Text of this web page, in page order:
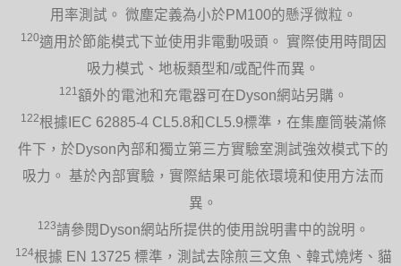
用率測試。 微塵定義為小於PM100的懸浮微粒。
120適用於節能模式下並使用非電動吸頭。 實際使用時間因
吸力模式、地板類型和/或配件而異。
121 額外的電池和充電器可在Dyson網站另購。
122根據IEC 62885-4 CL5.8和CL5.9標準，在集塵筒裝滿條
件下，於Dyson內部和獨立第三方實驗室測試強效模式下的
吸力。 基於內部實驗，實際結果可能依環境和使用方法而
異。
123請參閱Dyson網站所提供的使用說明書中的說明。
124根據 EN 13725 標準，測試去除煎三文魚、韓式燒烤、貓